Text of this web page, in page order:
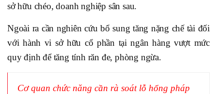
sở hữu chéo, doanh nghiệp sân sau.
Ngoài ra cần nghiên cứu bổ sung tăng nặng chế tài đối
với hành vi sở hữu cổ phần tại ngân hàng vượt mức
quy định để tăng tính răn đe, phòng ngừa.
Cơ quan chức năng cần rà soát lỗ hổng pháp